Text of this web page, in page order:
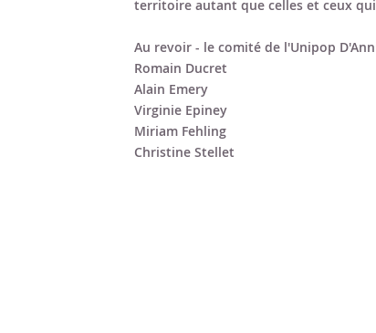
territoire autant que celles et ceux
Au revoir - le comité de l'Unipop
Romain Ducret
Alain Emery
Virginie Epiney
Miriam Fehling
Christine Stellet